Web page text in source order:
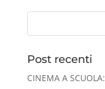
Post recenti
CINEMA A